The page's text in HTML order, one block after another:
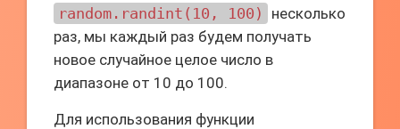
random.randint(10, 100)
несколько
раз, мы каждый раз будем получать
новое случайное целое число в
диапазоне от 10 до 100.
Для использования функции